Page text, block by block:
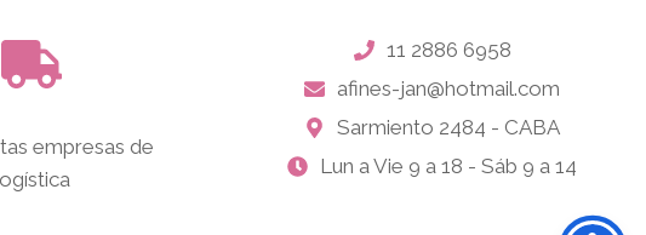
empresas de
11 2886 6958
afines-jan@hotmail.com
Sarmiento 2484 - CABA
Lun a Vie 9 a 18 - Sáb 9 a 14